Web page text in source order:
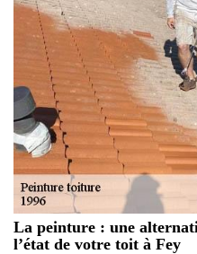
La peinture : une
l’état de votre toit à Fey